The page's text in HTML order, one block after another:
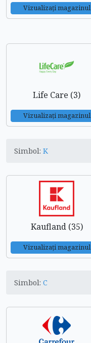
Vizualizați magazinul
Life Care (3)
Vizualizați magazinul
Simbol: K
Kaufland (35)
Vizualizați magazinul
Simbol: C